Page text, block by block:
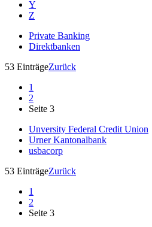
Y
Z
Private Banking
Direktbanken
53 EinträgeZurück
1
2
Seite 3
Unversity Federal Credit Union
Urner Kantonalbank
usbacorp
53 EinträgeZurück
1
2
Seite 3